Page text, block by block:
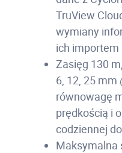
TruView
wymiany
ich importem
Zasięg 130
6, 12, 25 mm
równowagę
prędkością i
codziennej
Maksymalna